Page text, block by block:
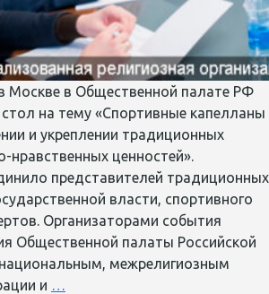
Москве в Общественной палате РФ
на тему «Спортивные капелланы
и укреплении традиционных
нравственных ценностей».
представителей традиционных
власти, спортивного
Организаторами события
Общественной палаты Российской
межрелигиозным
и …